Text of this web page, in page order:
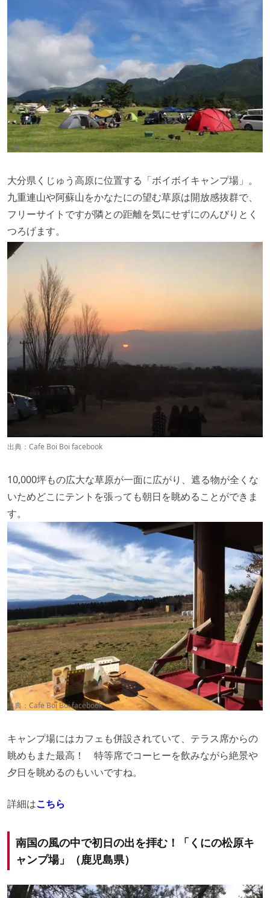
出典：なっぷ
大分県くじゅう高原に位置する「ボイボイキャンプ場」。
九重連山や阿蘇山をかなたにの望む草原は開放感抜群で、
フリーサイトですが隣との距離を気にせずにのんびりとく
つろげます。
出典： Cafe Boi Boi facebook
10,000坪もの広大な草原が一面に広がり、遮る物が全くな
いためどこにテントを張っても朝日を眺めることができま
す。
出典： Cafe Boi Boi facebook
キャンプ場にはカフェも併設されていて、テラス席からの
眺めもまた最高！ 特等席でコーヒーを飲みながら絶景や
夕日を眺めるのもいいですね。
詳細はこちら
南国の風の中で初日の出を拝む！「くにの松原キ
ャンプ場」（鹿児島県）